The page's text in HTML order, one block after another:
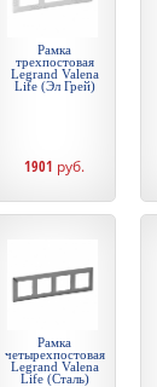
Рамка
трехпостовая
Legrand Valena
Life (Эл Грей)
1901 руб.
Рамка
четырехпостовая
Legrand Valena
Life (Сталь)